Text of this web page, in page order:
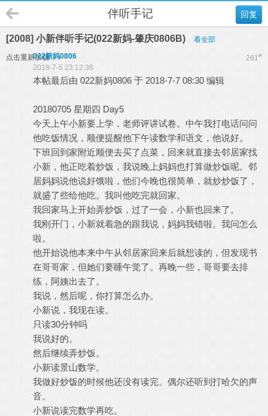
回复
伴听手记
[2008] 小新伴听手记(022新妈-肇庆0806B) 看全部
点击重新加载 261#
022新妈0806
2018-7-5 23:12:36
本帖最后由 022新妈0806 于 2018-7-7 08:30 编辑
20180705 星期四 Day5
今天上午小新要上学，老师评讲试卷。中午我打电话问问
他吃饭情况，顺便提醒他下午读数学和语文，他说好。
下班回到家附近顺便去买了点菜，回来就直接去邻居家找
小新，他正吃着炒饭，我说晚上妈妈也打算做炒饭呢。邻
居妈妈说他说好饿啦，他们今晚也很简单，就炒炒饭了，
就盛了些给他吃。我叫他吃完就回家。
我回家马上开始弄炒饭，过了一会，小新也回来了。
我刚开门，小新就着急的跟我说，妈妈我错啦。我问怎么
啦。
他开始说他本来中午从邻居家回来后就想读的，但发现书
在哥哥家，但她们要睡午觉了。再晚一些，哥哥要去排
练，阿姨出去了。
我说，然后呢，你打算怎么办。
小新说，我现在读。
只读30分钟吗
我说好的。
然后继续弄炒饭。
小新读景山数学。
我做好炒饭的时候他还没有读完。偶尔还听到打哈欠的声
音。
小新说读完数学再吃。